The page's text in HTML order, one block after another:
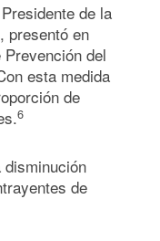
de la
presentó en
del
esta medida
de
6
disminución
de